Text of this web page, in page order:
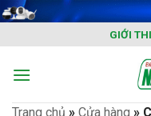
Skip
content
GIỚI
Trang chủ » Cửa hàng »